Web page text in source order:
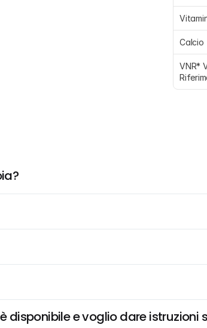
Calcio
VNR*
disponibile e voglio dare istruzioni